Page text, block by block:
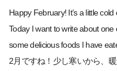
Happy February! It’s a little
Today I want to write about
some delicious foods I have
2月ですね！少し寒いから、